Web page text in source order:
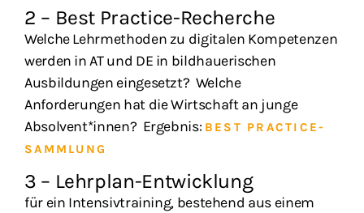
2 – Best Practice-Recherche
Welche Lehrmethoden zu digitalen Kompetenzen
werden in AT und DE in bildhauerischen
Ausbildungen eingesetzt? Welche
Anforderungen hat die Wirtschaft an junge
Absolvent*innen? Ergebnis: BEST PRACTICE-
SAMMLUNG
3 – Lehrplan-Entwicklung
für ein Intensivtraining, bestehend aus einem